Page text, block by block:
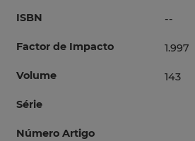
ISBN
--
Factor de Impacto 1.997
Volume 143
Série
Número Artigo